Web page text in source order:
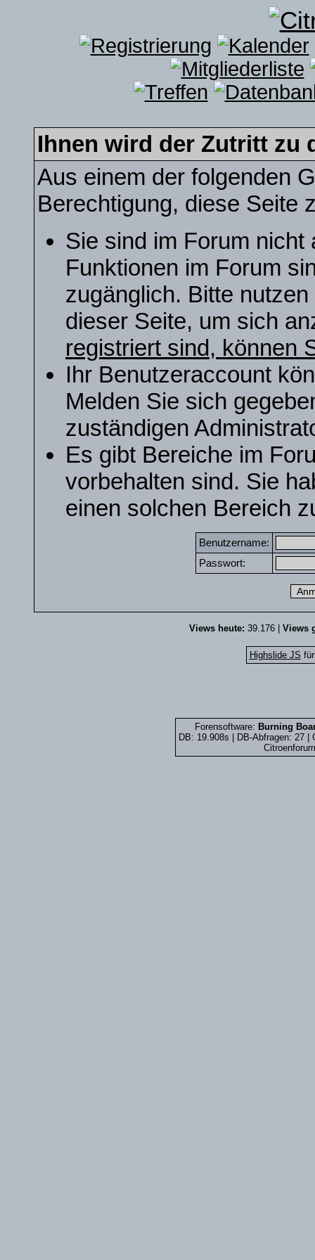
Ihnen wird der Zutritt zu
Aus einem der folgenden
Berechtigung, diese Seite
Sie sind im Forum nicht
Funktionen im Forum
zugänglich. Bitte
dieser Seite, um sich
registriert sind, können
Ihr Benutzeraccount
Melden Sie sich
zuständigen
Es gibt Bereiche im
vorbehalten sind. Sie
einen solchen Bereich
Benutzername:
Passwort:
Views heute: 39.176 | Views
Highslide JS
Forensoftware: Burning
DB: 19.908s | DB-Abfragen: 27